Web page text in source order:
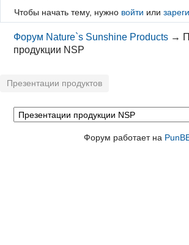
Чтобы начать тему, нужно войти или
Форум Nature`s Sunshine Products →
продукции NSP
Презентации продуктов
Форум работает на